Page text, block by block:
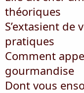
théoriques
S’extasient de
pratiques
Comment
gourmandise
Dont vous